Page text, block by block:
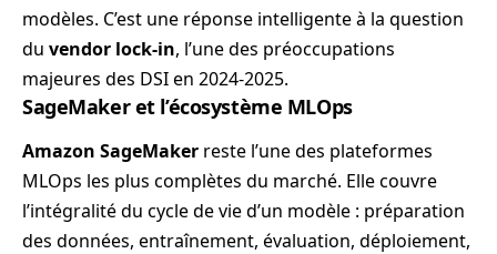
modèles. C’est une réponse intelligente à la question
du vendor lock-in, l’une des préoccupations
majeures des DSI en 2024-2025.
SageMaker et l’écosystème MLOps
Amazon SageMaker reste l’une des plateformes
MLOps les plus complètes du marché. Elle couvre
l’intégralité du cycle de vie d’un modèle : préparation
des données, entraînement, évaluation, déploiement,